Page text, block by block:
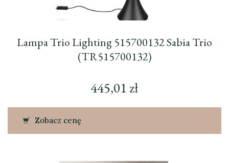
Lampa Trio Lighting 515700132 Sabia Trio
(TR515700132)
445,01zł
Zobacz cenę